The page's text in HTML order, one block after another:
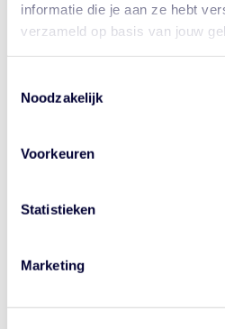
informatie die je aan ze hebt
verzameld op basis van jouw
Noodzakelijk
Voorkeuren
Statistieken
Marketing
Amerika was altijd al het doel.
uiteindelijk Arizona?
getraind en volg zijn pad ook.
systeem. Ze spelen veel via de
Dat gevoel was dus
“Ja. Tijdens visits lijkt alles
een programma echt speelt. Als
Arizona voelde dat gewoon